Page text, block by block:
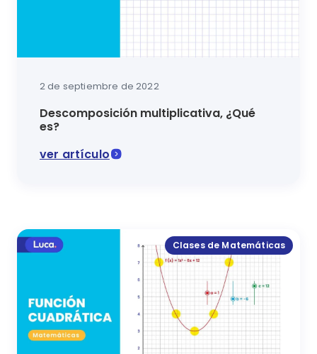
2 de septiembre de 2022
Descomposición multiplicativa, ¿Qué
es?
ver artículo
Clases de Matemáticas